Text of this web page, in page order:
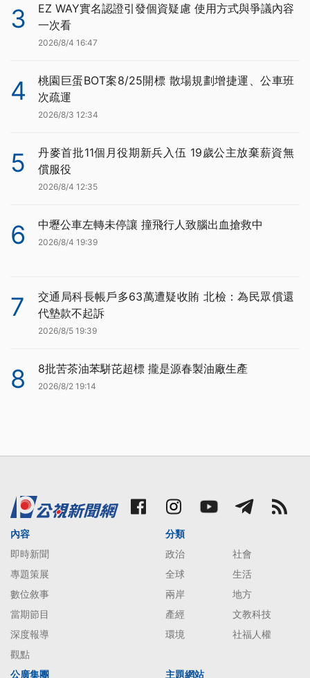
3
EZ WAY實名認證引發個資疑慮 使用方式與爭議內容
一次看
2026/8/4 16:47
4
桃園巨蛋BOT案8/25開標 散場規劃增捷運、公車班
次疏運
2026/8/3 12:34
5
丹麥首批11個月役期新兵入伍 19歲公主放棄薪資無
償服役
2026/8/4 12:35
6 中壢公車左轉未停讓 撞飛行人致腦出血搶救中
2026/8/4 19:39
7
交通局科長帳戶多63萬遭疑收賄 北檢：為民眾償還
代墊款不起訴
2026/8/5 19:39
8 8批苦茶油苯駢芘超標 攏是源春製油廠生產
2026/8/2 19:14
內容
即時新聞
專題策展
數位敘事
當期節目
深度報導
觀點
分類
政治
社會
全球
生活
兩岸
地方
產經
文教科技
環境
社福人權
公廣集團 主題網站